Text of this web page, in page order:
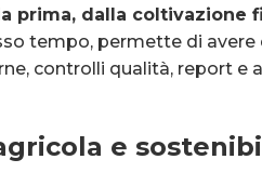
prima, dalla coltivazione
tempo, permette di avere
controlli qualità, report e
e